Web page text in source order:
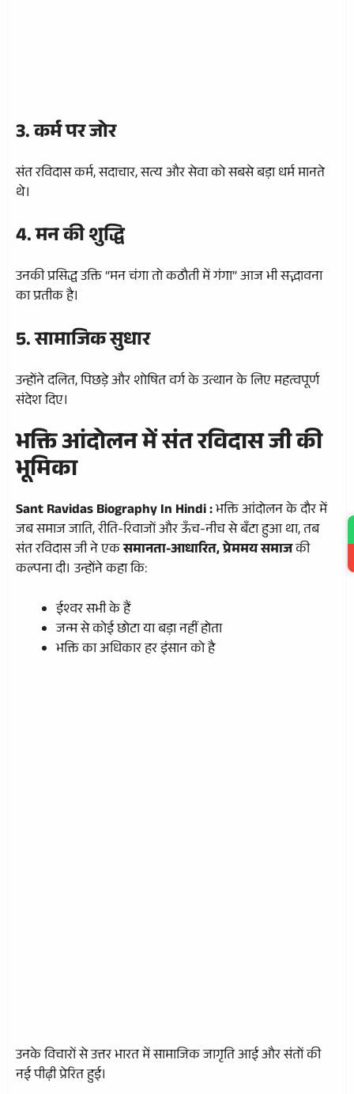
3. कर्म पर जोर
संत रविदास कर्म, सदाचार, सत्य और सेवा को सबसे बड़ा धर्म मानते
थे।
4. मन की शुद्धि
उनकी प्रसिद्ध उक्ति “मन चंगा तो कठौती में गंगा” आज भी सद्भावना
का प्रतीक है।
5. सामाजिक सुधार
उन्होंने दलित, पिछड़े और शोषित वर्ग के उत्थान के लिए महत्वपूर्ण
संदेश दिए।
भक्ति आंदोलन में संत रविदास जी की
भूमिका
Sant Ravidas Biography In Hindi :भक्ति आंदोलन के दौर में
जब समाज जाति, रीति-रिवाजों और ऊँच-नीच से बँटा हुआ था, तब
संत रविदास जी ने एकसमानता-आधारित, प्रेममय समाजकी
कल्पना दी। उन्होंने कहा कि:
ईश्वर सभी के हैं
जन्म से कोई छोटा या बड़ा नहीं होता
भक्ति का अधिकार हर इंसान को है
उनके विचारों से उत्तर भारत में सामाजिक जागृति आई और संतों की
नई पीढ़ी प्रेरित हुई।